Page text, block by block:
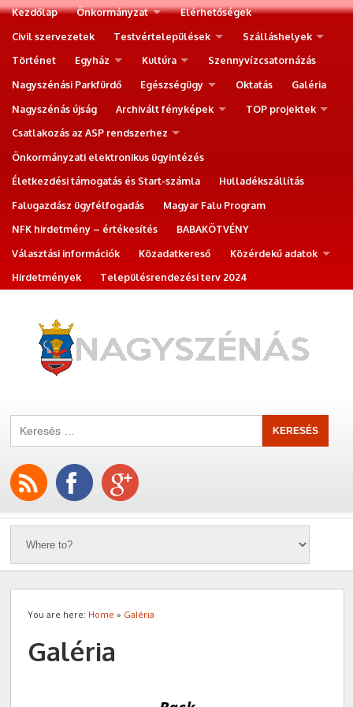
Kezdőlap Önkormányzat
Elérhetőségek
Civil szervezetek
Testvértelepülések
Szálláshelyek
Történet
Egyház Kultúra
Szennyvízcsatornázás
Nagyszénási Parkfürdő
Egészségügy Oktatás
Galéria
Nagyszénás újság
Archivált fényképek
TOP projektek
Csatlakozás az ASP rendszerhez
Önkormányzati elektronikus ügyintézés
Életkezdési támogatás és Start-számla
Hulladékszállítás
Falugazdász ügyfélfogadás
Magyar Falu Program
NFK hirdetmény – értékesítés
BABAKÖTVÉNY
Választási információk
Közadatkereső
Közérdekű adatok
Hirdetmények
Településrendezési terv 2024
You are here: Home » Galéria
Galéria